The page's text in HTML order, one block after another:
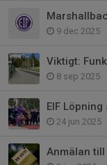
9 dec 2025
8 sep 2025
EIF
24 jun 2025
Anmälan till